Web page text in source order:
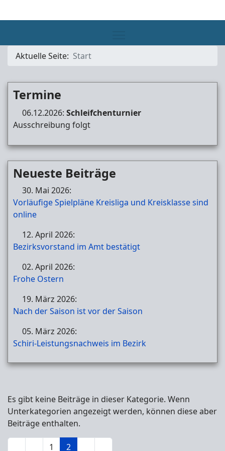
Aktuelle Seite: Start
Termine
06.12.2026: Schleifchenturnier
Ausschreibung folgt
Neueste Beiträge
30. Mai 2026:
Vorläufige Spielpläne Kreisliga und Kreisklasse sind
online
12. April 2026:
Bezirksvorstand im Amt bestätigt
02. April 2026:
Frohe Ostern
19. März 2026:
Nach der Saison ist vor der Saison
05. März 2026:
Schiri-Leistungsnachweis im Bezirk
Es gibt keine Beiträge in dieser Kategorie. Wenn
Unterkategorien angezeigt werden, können diese aber
Beiträge enthalten.
1 2